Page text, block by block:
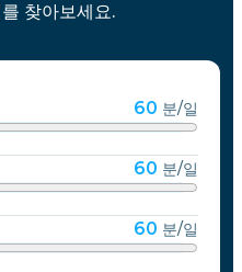
찾아보세요.
60 분/일
60 분/일
60 분/일